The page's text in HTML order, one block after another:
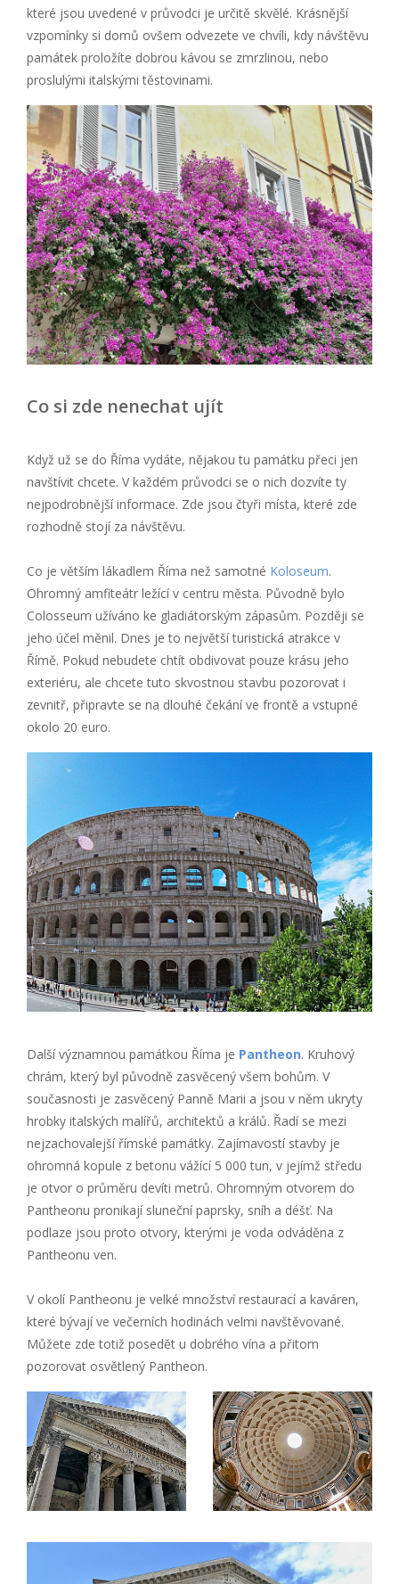
které jsou uvedené v průvodci je určitě skvělé. Krásnější
vzpomínky si domů ovšem odvezete ve chvíli, kdy návštěvu
památek proložíte dobrou kávou se zmrzlinou, nebo
proslulými italskými těstovinami.
Co si zde nenechat ujít
Když už se do Říma vydáte, nějakou tu památku přeci jen
navštívit chcete. V každém průvodci se o nich dozvíte ty
nejpodrobnější informace. Zde jsou čtyři místa, které zde
rozhodně stojí za návštěvu.
Co je větším lákadlem Říma než samotné Koloseum.
Ohromný amfiteátr ležící v centru města. Původně bylo
Colosseum užíváno ke gladiátorským zápasům. Později se
jeho účel měnil. Dnes je to největší turistická atrakce v
Římě. Pokud nebudete chtít obdivovat pouze krásu jeho
exteriéru, ale chcete tuto skvostnou stavbu pozorovat i
zevnitř, připravte se na dlouhé čekání ve frontě a vstupné
okolo 20 euro.
Další významnou památkou Říma je Pantheon. Kruhový
chrám, který byl původně zasvěcený všem bohům. V
současnosti je zasvěcený Panně Marii a jsou v něm ukryty
hrobky italských malířů, architektů a králů. Řadí se mezi
nejzachovalejší římské památky. Zajímavostí stavby je
ohromná kopule z betonu vážící 5 000 tun, v jejímž středu
je otvor o průměru devíti metrů. Ohromným otvorem do
Pantheonu pronikají sluneční paprsky, sníh a déšť. Na
podlaze jsou proto otvory, kterými je voda odváděna z
Pantheonu ven.
V okolí Pantheonu je velké množství restaurací a kaváren,
které bývají ve večerních hodinách velmi navštěvované.
Můžete zde totiž posedět u dobrého vína a přitom
pozorovat osvětlený Pantheon.